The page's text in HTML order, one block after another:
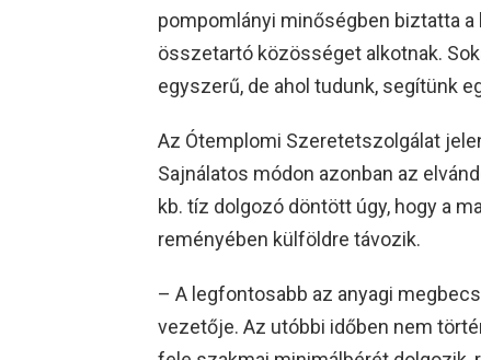
pompomlányi minőségben biztatta a
összetartó közösséget alkotnak.
egyszerű, de ahol tudunk, segítünk
Az Ótemplomi Szeretetszolgálat
Sajnálatos módon azonban az
kb. tíz dolgozó döntött úgy, hogy a
reményében külföldre távozik.
– A legfontosabb az anyagi
vezetője. Az utóbbi időben nem